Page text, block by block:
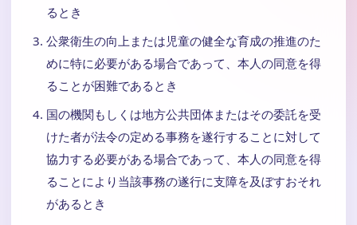
るとき
公衆衛生の向上または児童の健全な育成の推進のた
めに特に必要がある場合であって、本人の同意を得
ることが困難であるとき
国の機関もしくは地方公共団体またはその委託を受
けた者が法令の定める事務を遂行することに対して
協力する必要がある場合であって、本人の同意を得
ることにより当該事務の遂行に支障を及ぼすおそれ
があるとき